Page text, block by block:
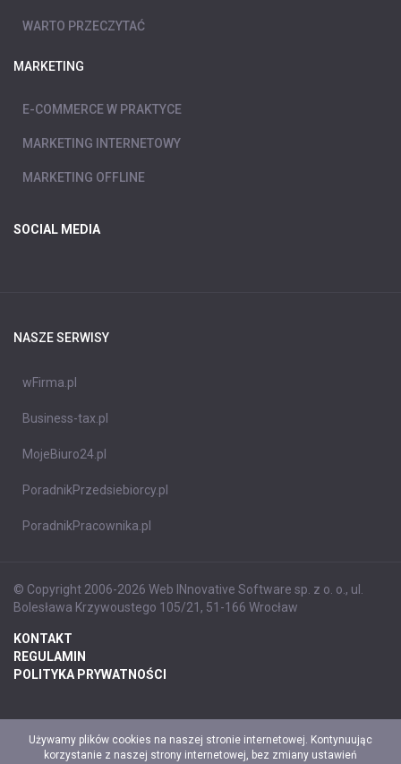
WARTO PRZECZYTAĆ
MARKETING
E-COMMERCE W PRAKTYCE
MARKETING INTERNETOWY
MARKETING OFFLINE
SOCIAL MEDIA
NASZE SERWISY
wFirma.pl
Business-tax.pl
MojeBiuro24.pl
PoradnikPrzedsiebiorcy.pl
PoradnikPracownika.pl
© Copyright 2006-2026 Web INnovative Software sp. z o. o., ul.
Bolesława Krzywoustego 105/21, 51-166 Wrocław
KONTAKT
REGULAMIN
POLITYKA PRYWATNOŚCI
Używamy plików cookies na naszej stronie internetowej. Kontynuując
korzystanie z naszej strony internetowej, bez zmiany ustawień